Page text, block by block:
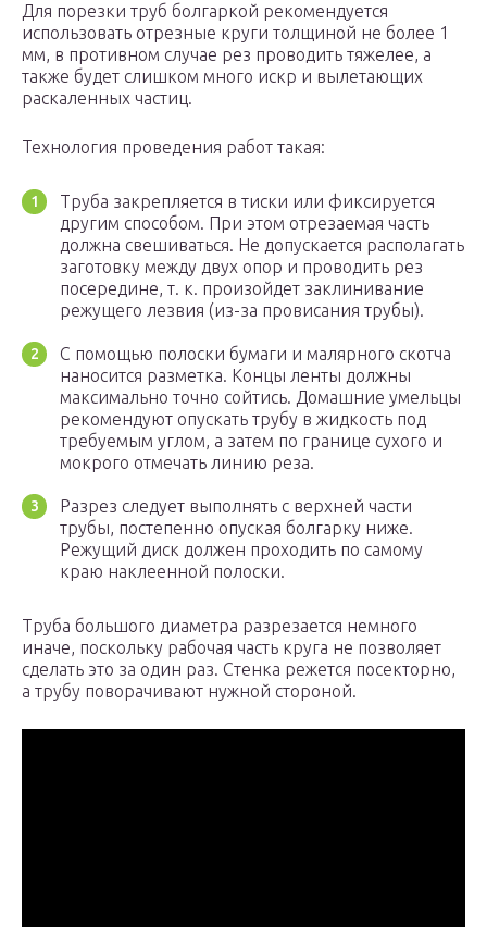
Для порезки труб болгаркой рекомендуется
использовать отрезные круги толщиной не более 1
мм, в противном случае рез проводить тяжелее, а
также будет слишком много искр и вылетающих
раскаленных частиц.
Технология проведения работ такая:
Труба закрепляется в тиски или фиксируется
другим способом. При этом отрезаемая часть
должна свешиваться. Не допускается располагать
заготовку между двух опор и проводить рез
посередине, т. к. произойдет заклинивание
режущего лезвия (из-за провисания трубы).
С помощью полоски бумаги и малярного скотча
наносится разметка. Концы ленты должны
максимально точно сойтись. Домашние умельцы
рекомендуют опускать трубу в жидкость под
требуемым углом, а затем по границе сухого и
мокрого отмечать линию реза.
Разрез следует выполнять с верхней части
трубы, постепенно опуская болгарку ниже.
Режущий диск должен проходить по самому
краю наклеенной полоски.
Труба большого диаметра разрезается немного
иначе, поскольку рабочая часть круга не позволяет
сделать это за один раз. Стенка режется посекторно,
а трубу поворачивают нужной стороной.